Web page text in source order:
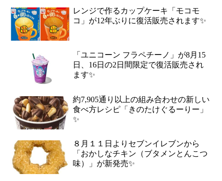
レンジで作るカップケーキ「モコモ
コ」が12年ぶりに復活販売されます✨
「ユニコーン フラペチーノ」が8月15
日、16日の2日間限定で復活販売され
ます✨
約7,905通り以上の組み合わせの新しい
食べ方レシピ「きのたけぐるーりー」
✨
８月１１日よりセブンイレブンから
「おかしなチキン（ブタメンとんこつ
味）」が新発売✨